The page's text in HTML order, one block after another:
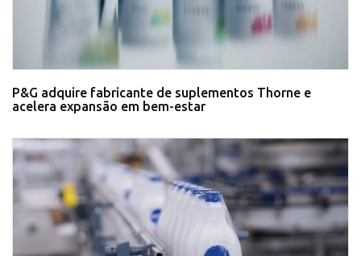
P&G adquire fabricante de suplementos Thorne e
acelera expansão em bem-estar